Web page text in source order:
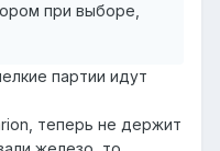
при выборе,
партии идут
теперь не держит